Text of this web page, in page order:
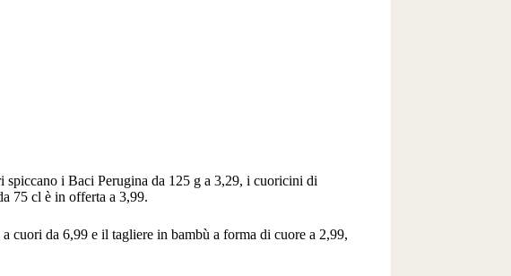
spiccano i Baci Perugina da 125 g a 3,29, i cuoricini di
75 cl è in offerta a 3,99.
cuori da 6,99 e il tagliere in bambù a forma di cuore a 2,99,